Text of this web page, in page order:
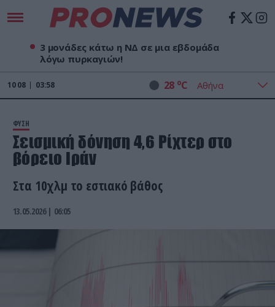
3 μονάδες κάτω η ΝΔ σε μια εβδομάδα
λόγω πυρκαγιών!
10 08 03:58 28 oC
ΦΥΣΗ
Σεισμική δόνηση 4,6 Ρίχτερ στο
βόρειο Ιράν
Στα 10χλμ το εστιακό βάθος
13.05.2026 | 06:05